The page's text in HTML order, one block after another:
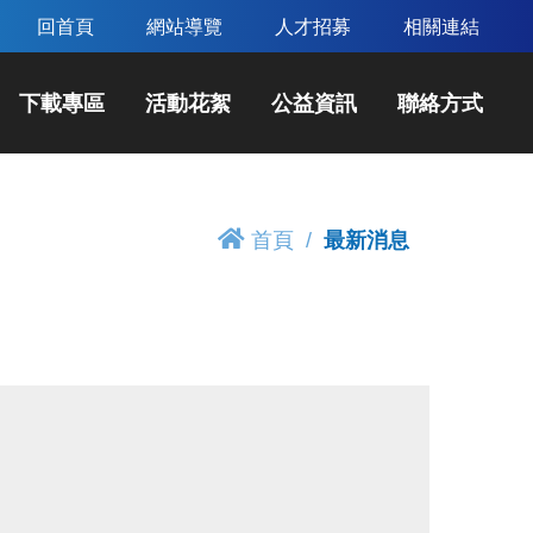
回首頁 網站導覽 人才招募 相關連結
下載專區 活動花絮 公益資訊 聯絡方式
首頁 最新消息